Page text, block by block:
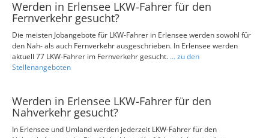
Werden in Erlensee LKW-Fahrer für den
Fernverkehr gesucht?
Die meisten Jobangebote für LKW-Fahrer in Erlensee werden sowohl für
den Nah- als auch Fernverkehr ausgeschrieben. In Erlensee werden
aktuell 77 LKW-Fahrer im Fernverkehr gesucht. ... zu den
Stellenangeboten
Werden in Erlensee LKW-Fahrer für den
Nahverkehr gesucht?
In Erlensee und Umland werden jederzeit LKW-Fahrer für den